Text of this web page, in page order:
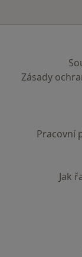
Zásady
Pracovní
Jak